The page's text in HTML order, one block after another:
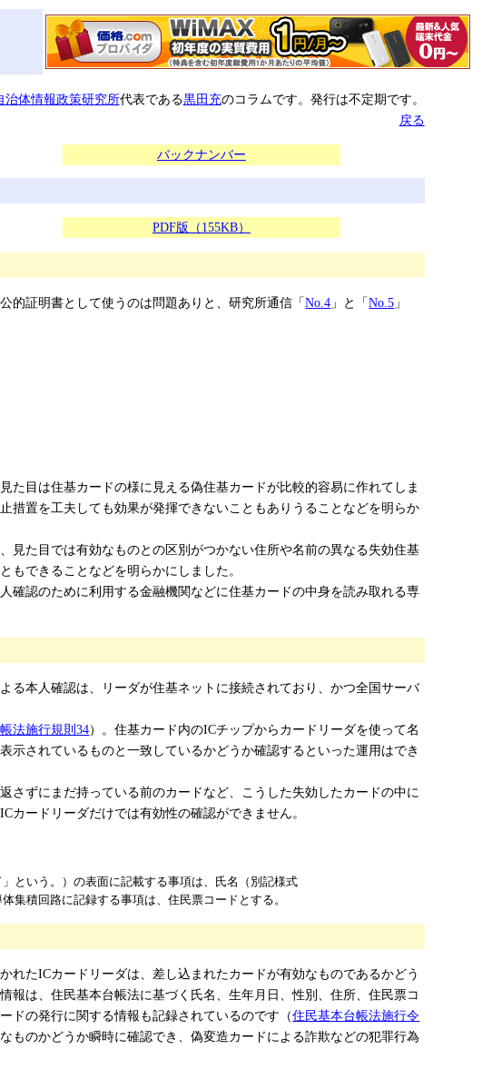
治体情報政策研究所代表である黒田充のコラムです。発行は不定期です。
戻る
バックナンバー
PDF版（155KB）
的証明書として使うのは問題ありと、研究所通信「No.4 」と「No.5 」
た目は住基カードの様に見える偽住基カードが比較的容易に作れてしま
措置を工夫しても効果が発揮できないこともありうることなどを明らか
見た目では有効なものとの区別がつかない住所や名前の異なる失効住基
もできることなどを明らかにしました。
認のために利用する金融機関などに住基カードの中身を読み取れる専
本人確認は、リーダが住基ネットに接続されており、かつ全国サーバ
法施行規則34）。住基カード内のICチップからカードリーダを使って名
されているものと一致しているかどうか確認するといった運用はでき
ずにまだ持っている前のカードなど、こうした失効したカードの中に
ードリーダだけでは有効性の確認ができません。
いう。）の表面に記載する事項は、氏名（別記様式
集積回路に記録する事項は、住民票コードとする。
たICカードリーダは、差し込まれたカードが有効なものであるかどう
は、住民基本台帳法に基づく氏名、生年月日、性別、住所、住民票コ
ドの発行に関する情報も記録されているのです（住民基本台帳法施行令
ものかどうか瞬時に確認でき、偽変造カードによる詐欺などの犯罪行為